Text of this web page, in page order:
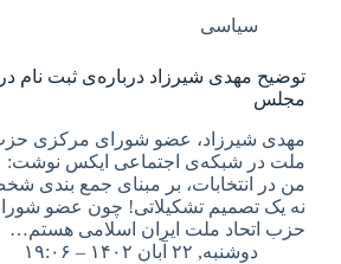
سیاسی
توضیح مهدی شیرزاد درباره‌ی ثبت نام در
مجلس
مهدی شیرزاد، عضو شورای مرکزی حزب
من در انتخابات، بر مبنای جمع بندی
نه یک تصمیم تشکیلاتی! چون عضو
حزب اتحاد ملت ایران اسلامی هستم…
دوشنبه, ۲۲ آبان ۱۴۰۲ – ۱۹:۰۶